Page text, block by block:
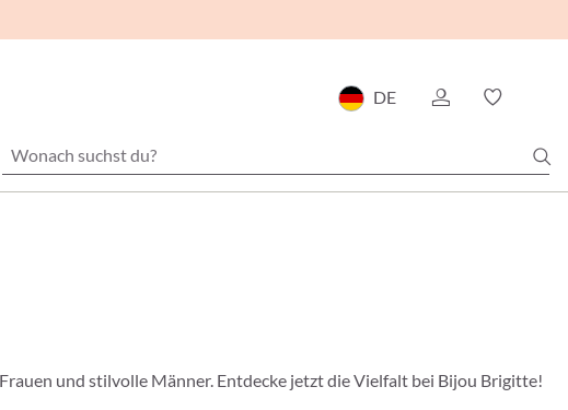
DE
und stilvolle Männer. Entdecke jetzt die Vielfalt bei Bijou Brigitte!